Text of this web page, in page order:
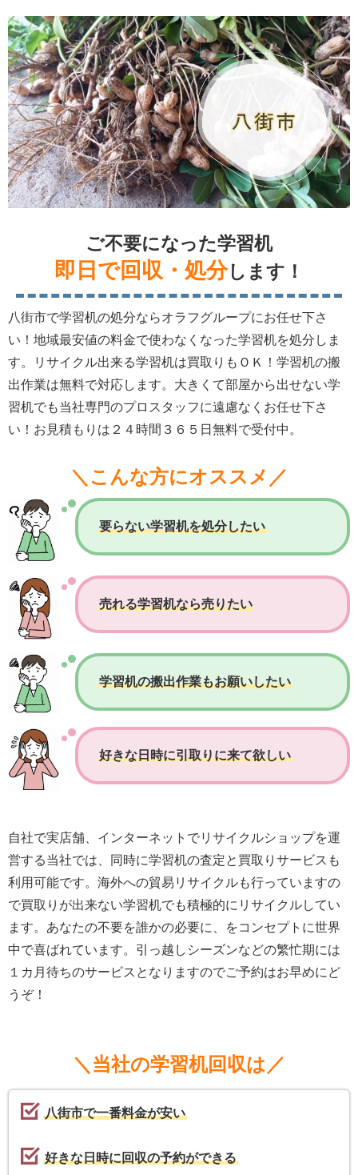
ご不要になった学習机
即日で回収・処分します！
八街市で学習机の処分ならオラフグループにお任せ下さ
い！地域最安値の料金で使わなくなった学習机を処分しま
す。リサイクル出来る学習机は買取りもＯＫ！学習机の搬
出作業は無料で対応します。大きくて部屋から出せない学
習机でも当社専門のプロスタッフに遠慮なくお任せ下さ
い！お見積もりは２４時間３６５日無料で受付中。
＼こんな方にオススメ／
要らない学習机を処分したい
売れる学習机なら売りたい
学習机の搬出作業もお願いしたい
好きな日時に引取りに来て欲しい
自社で実店舗、インターネットでリサイクルショップを運
営する当社では、同時に学習机の査定と買取りサービスも
利用可能です。海外への貿易リサイクルも行っていますの
で買取りが出来ない学習机でも積極的にリサイクルしてい
ます。あなたの不要を誰かの必要に、をコンセプトに世界
中で喜ばれています。引っ越しシーズンなどの繁忙期には
１カ月待ちのサービスとなりますのでご予約はお早めにど
うぞ！
＼当社の学習机回収は／
八街市で一番料金が安い
好きな日時に回収の予約ができる